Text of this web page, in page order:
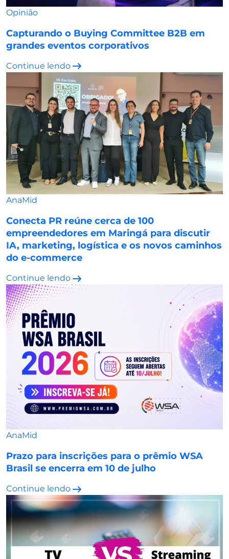
Opinião
Capturando o Buying Committee B2B em
grandes eventos corporativos
Continue lendo
AnaMid
Conecta PR reúne cerca de 100
empreendedores em Maringá para discutir
IA, marketing, logística e os novos caminhos
do e-commerce
Continue lendo
AnaMid
Prazo para inscrições para o prêmio WSA
Brasil se encerra em 10 de julho
Continue lendo